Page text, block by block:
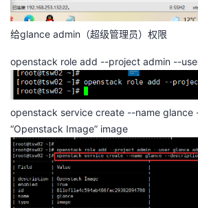
给glance admin（超级管理员）权限
openstack role add --project admin --
openstack service create --name glance
“Openstack Image” image